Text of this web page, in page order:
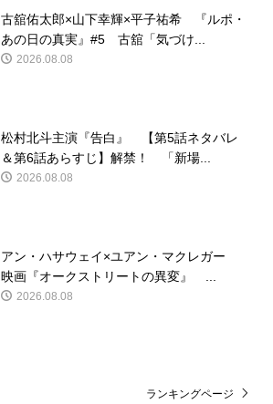
古舘佑太郎×山下幸輝×平子祐希 『ルポ・
あの日の真実』#5 古舘「気づけ...
2026.08.08
松村北斗主演『告白』 【第5話ネタバレ
＆第6話あらすじ】解禁！ 「新場...
2026.08.08
アン・ハサウェイ×ユアン・マクレガー
映画『オークストリートの異変』 ...
2026.08.08
ランキングページ